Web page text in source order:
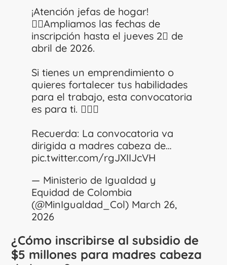
¡Atención jefas de hogar!
🙋‍♀️Ampliamos las fechas de
inscripción hasta el jueves 2⃣ de
abril de 2026.
Si tienes un emprendimiento o
quieres fortalecer tus habilidades
para el trabajo, esta convocatoria
es para ti. 🙋🏾‍♀️
Recuerda: La convocatoria va
dirigida a madres cabeza de…
pic.twitter.com/rgJXIIJcVH
— Ministerio de Igualdad y
Equidad de Colombia
(@MinIgualdad_Col) March 26,
2026
¿Cómo inscribirse al subsidio de
$5 millones para madres cabeza